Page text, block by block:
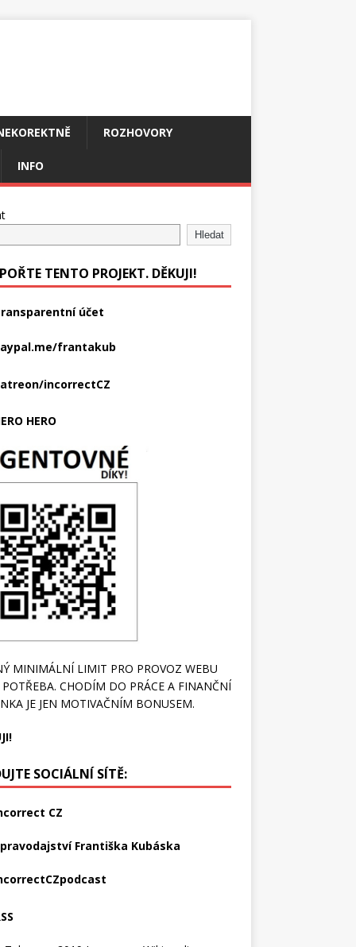
ROZHOVORY
INFO
Hledat
TENTO PROJEKT. DĚKUJI!
účet
frantakub
incorrectCZ
HERO
MINIMÁLNÍ LIMIT PRO PROVOZ WEBU
CHODÍM DO PRÁCE A FINANČNÍ
JE JEN MOTIVAČNÍM BONUSEM.
SOCIÁLNÍ SÍTĚ:
CZ
Františka Kubáska